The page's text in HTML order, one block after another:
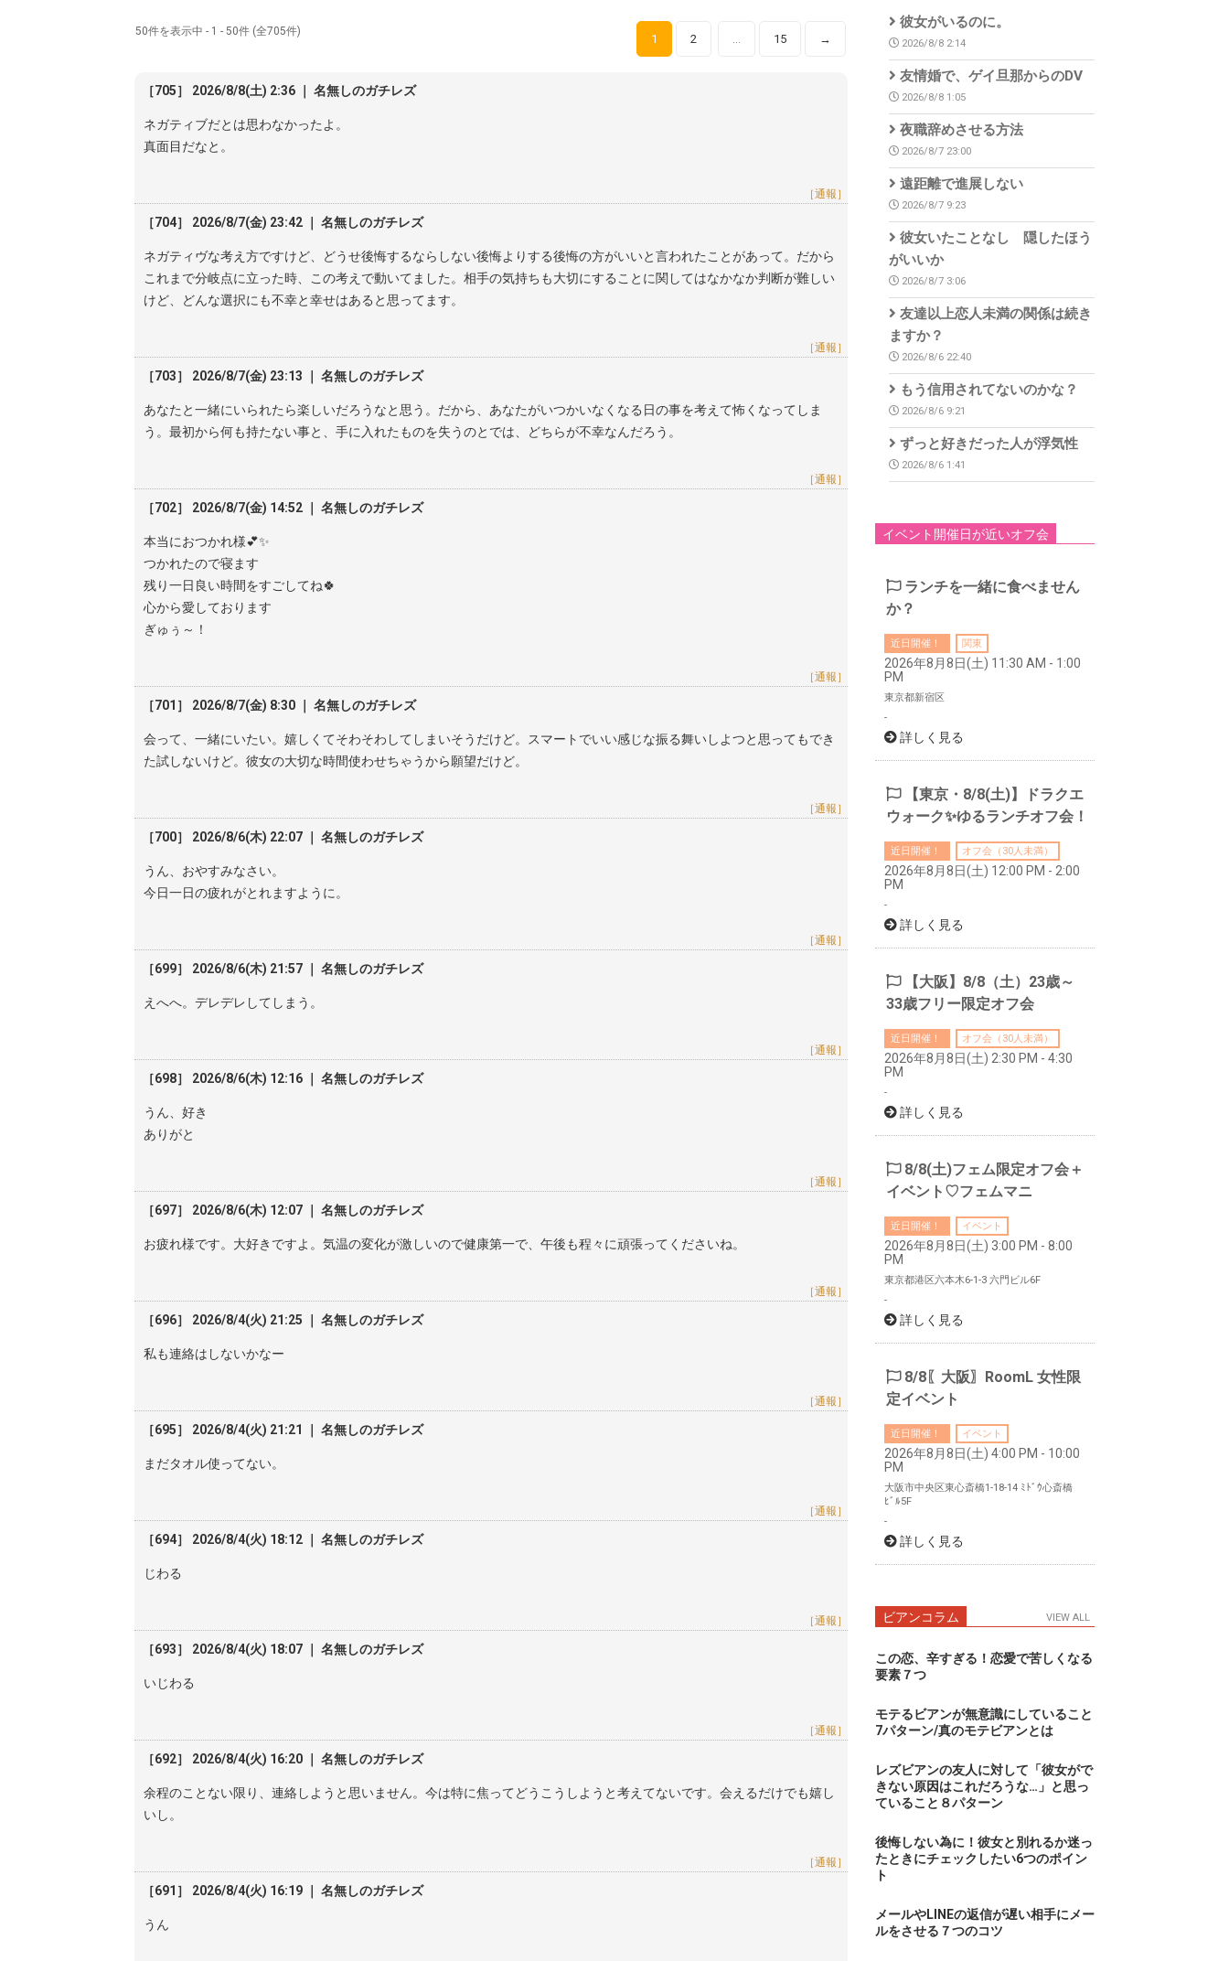
50件を表示中 - 1 - 50件 (全705件)
1 2 … 15 →
［705］ 2026/8/8(土) 2:36 ｜ 名無しのガチレズ
ネガティブだとは思わなかったよ。
真面目だなと。
［通報］
［704］ 2026/8/7(金) 23:42 ｜ 名無しのガチレズ
ネガティヴな考え方ですけど、どうせ後悔するならしない後悔よりする後悔の方がいいと言われたことがあって。だから
これまで分岐点に立った時、この考えで動いてました。相手の気持ちも大切にすることに関してはなかなか判断が難しい
けど、どんな選択にも不幸と幸せはあると思ってます。
［通報］
［703］ 2026/8/7(金) 23:13 ｜ 名無しのガチレズ
あなたと一緒にいられたら楽しいだろうなと思う。だから、あなたがいつかいなくなる日の事を考えて怖くなってしま
う。最初から何も持たない事と、手に入れたものを失うのとでは、どちらが不幸なんだろう。
［通報］
［702］ 2026/8/7(金) 14:52 ｜ 名無しのガチレズ
本当におつかれ様💕✨️
つかれたので寝ます
残り一日良い時間をすごしてね🍀
心から愛しております
ぎゅぅ～！
［通報］
［701］ 2026/8/7(金) 8:30 ｜ 名無しのガチレズ
会って、一緒にいたい。嬉しくてそわそわしてしまいそうだけど。スマートでいい感じな振る舞いしよつと思ってもでき
た試しないけど。彼女の大切な時間使わせちゃうから願望だけど。
［通報］
［700］ 2026/8/6(木) 22:07 ｜ 名無しのガチレズ
うん、おやすみなさい。
今日一日の疲れがとれますように。
［通報］
［699］ 2026/8/6(木) 21:57 ｜ 名無しのガチレズ
えへへ。デレデレしてしまう。
［通報］
［698］ 2026/8/6(木) 12:16 ｜ 名無しのガチレズ
うん、好き
ありがと
［通報］
［697］ 2026/8/6(木) 12:07 ｜ 名無しのガチレズ
お疲れ様です。大好きですよ。気温の変化が激しいので健康第一で、午後も程々に頑張ってくださいね。
［通報］
［696］ 2026/8/4(火) 21:25 ｜ 名無しのガチレズ
私も連絡はしないかなー
［通報］
［695］ 2026/8/4(火) 21:21 ｜ 名無しのガチレズ
まだタオル使ってない。
［通報］
［694］ 2026/8/4(火) 18:12 ｜ 名無しのガチレズ
じわる
［通報］
［693］ 2026/8/4(火) 18:07 ｜ 名無しのガチレズ
いじわる
［通報］
［692］ 2026/8/4(火) 16:20 ｜ 名無しのガチレズ
余程のことない限り、連絡しようと思いません。今は特に焦ってどうこうしようと考えてないです。会えるだけでも嬉し
いし。
［通報］
［691］ 2026/8/4(火) 16:19 ｜ 名無しのガチレズ
うん
彼女がいるのに。
2026/8/8 2:14
友情婚で、ゲイ旦那からのDV
2026/8/8 1:05
夜職辞めさせる方法
2026/8/7 23:00
遠距離で進展しない
2026/8/7 9:23
彼女いたことなし 隠したほう
がいいか
2026/8/7 3:06
友達以上恋人未満の関係は続き
ますか？
2026/8/6 22:40
もう信用されてないのかな？
2026/8/6 9:21
ずっと好きだった人が浮気性
2026/8/6 1:41
イベント開催日が近いオフ会
ランチを一緒に食べません
か？
近日開催！ 関東
2026年8月8日(土) 11:30 AM - 1:00
PM
東京都新宿区
-
詳しく見る
【東京・8/8(土)】ドラクエ
ウォーク✨ゆるランチオフ会！
近日開催！ オフ会（30人未満）
2026年8月8日(土) 12:00 PM - 2:00
PM
-
詳しく見る
【大阪】8/8（土）23歳～
33歳フリー限定オフ会
近日開催！ オフ会（30人未満）
2026年8月8日(土) 2:30 PM - 4:30
PM
-
詳しく見る
8/8(土)フェム限定オフ会＋
イベント♡フェムマニ
近日開催！ イベント
2026年8月8日(土) 3:00 PM - 8:00
PM
東京都港区六本木6-1-3 六門ビル6F
-
詳しく見る
8/8〖大阪〗RoomL 女性限
定イベント
近日開催！ イベント
2026年8月8日(土) 4:00 PM - 10:00
PM
大阪市中央区東心斎橋1-18-14 ﾐﾄﾞｳ心斎橋
ﾋﾞﾙ5F
-
詳しく見る
ビアンコラム VIEW ALL
この恋、辛すぎる！恋愛で苦しくなる
要素７つ
モテるビアンが無意識にしていること
7パターン/真のモテビアンとは
レズビアンの友人に対して「彼女がで
きない原因はこれだろうな…」と思っ
ていること８パターン
後悔しない為に！彼女と別れるか迷っ
たときにチェックしたい6つのポイン
ト
メールやLINEの返信が遅い相手にメー
ルをさせる７つのコツ